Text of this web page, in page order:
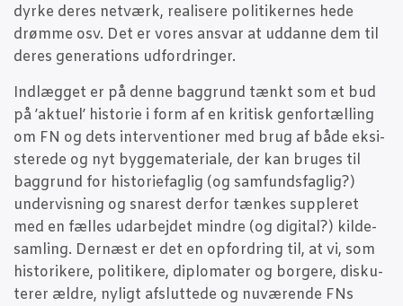
dyr­ke deres net­værk, rea­li­se­re poli­ti­ker­nes hede
drøm­me osv. Det er vores ansvar at uddan­ne dem til
deres gene­ra­tions udfordringer.
Ind­læg­get er på den­ne bag­grund tænkt som et bud
på ’aktu­el’ histo­rie i form af en kri­tisk gen­for­tæl­ling
om FN og dets inter­ven­tio­ner med brug af både eksi­
ste­re­de og nyt byg­ge­ma­te­ri­a­le, der kan bru­ges til
bag­grund for histo­ri­e­fag­lig (og sam­funds­fag­lig?)
under­vis­ning og sna­rest der­for tæn­kes sup­ple­ret
med en fæl­les udar­bej­det min­dre (og digi­tal?) kil­de­
sam­ling. Der­næst er det en opfor­dring til, at vi, som
histo­ri­ke­re, poli­ti­ke­re, diplo­ma­ter og bor­ge­re, dis­ku­
te­rer ældre, nyligt afslut­te­de og nuvæ­ren­de FNs